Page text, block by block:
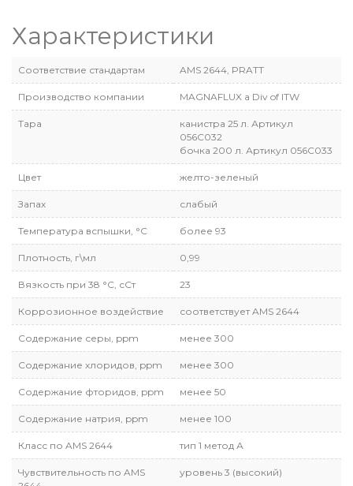
Характеристики
Соответствие стандартам AMS 2644, PRATT
Производство компании MAGNAFLUX a Div of ITW
Тара
канистра 25 л. Артикул
056С032
бочка 200 л. Артикул 056С033
Цвет желто-зеленый
Запах слабый
Температура вспышки, °С более 93
Плотность, г\мл 0,99
Вязкость при 38 °С, сСт 23
Коррозионное воздействие соответствует AMS 2644
Содержание серы, ppm менее 300
Содержание хлоридов, ppm менее 300
Содержание фторидов, ppm менее 50
Содержание натрия, ppm менее 100
Класс по AMS 2644 тип 1 метод А
Чувствительность по AMS
уровень 3 (высокий)